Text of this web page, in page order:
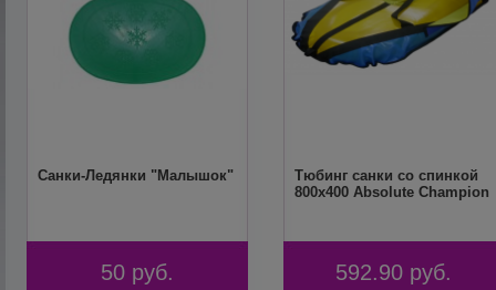
Санки-Ледянки "Малышок"
50 руб.
Тюбинг санки со спинкой
800х400 Absolute Champion
592.90 руб.